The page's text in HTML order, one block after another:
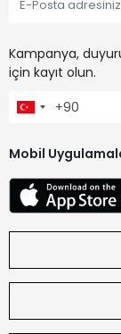
Kampanya,
için kayıt olun.
Mobil